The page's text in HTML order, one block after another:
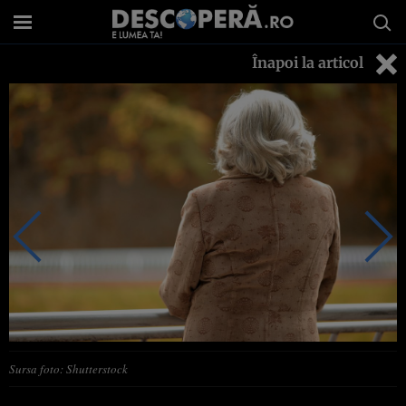
Înapoi la articol
Sursa foto: Shutterstock